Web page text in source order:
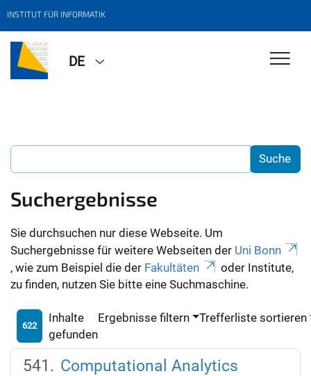
INSTITUT FÜR INFORMATIK
DE
Suchergebnisse
Sie durchsuchen nur diese Webseite. Um
Suchergebnisse für weitere Webseiten der Uni Bonn
, wie zum Beispiel die der Fakultäten
oder Institute,
zu finden, nutzen Sie bitte eine Suchmaschine.
622
Inhalte
gefunden
Ergebnisse filtern Trefferliste sortieren
Computational Analytics